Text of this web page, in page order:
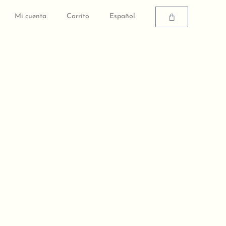
Mi cuenta Carrito Español Carrito